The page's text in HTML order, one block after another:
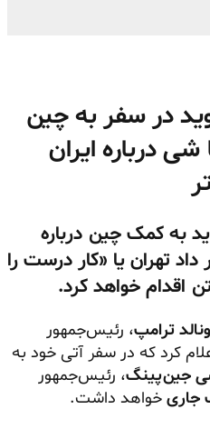
در سفر به چین
درباره ایران
به کمک چین درباره
داد تهران یا «کار درست را
اقدام خواهد کرد.
ترامپ، رئیس‌جمهور
کرد که در سفر آتی خود به
جین‌پینگ، رئیس‌جمهور
جاری خواهد داشت.